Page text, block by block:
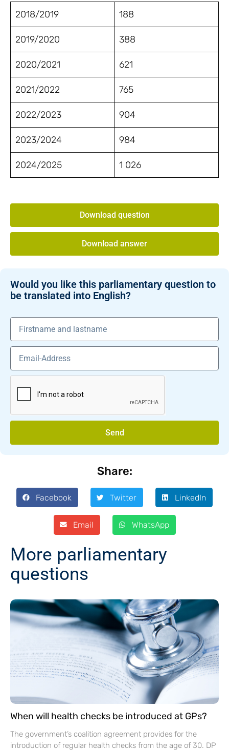
2018/2019 188
2019/2020 388
2020/2021 621
2021/2022 765
2022/2023 904
2023/2024 984
2024/2025 1 026
Download question
Download answer
Would you like this parliamentary question to
be translated into English?
Send
Share:
Facebook Twitter LinkedIn
Email WhatsApp
More parliamentary
questions
When will health checks be introduced at GPs?
The government’s coalition agreement provides for the
introduction of regular health checks from the age of 30. DP